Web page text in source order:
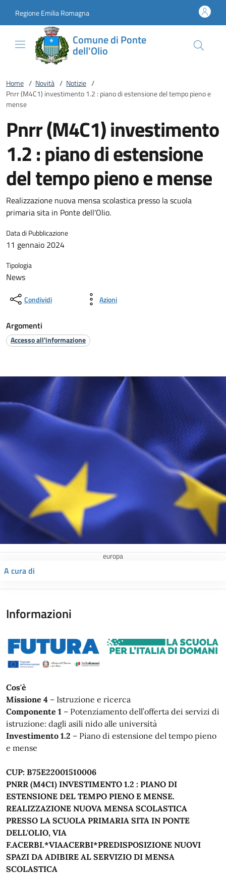
Regione Emilia Romagna
Comune di Ponte
dell'Olio
Home / Novità / Notizie /
Pnrr (M4C1) investimento 1.2 : piano di estensione del tempo pieno e
mense
Pnrr (M4C1) investimento
1.2 : piano di estensione
del tempo pieno e mense
Realizzazione nuova mensa scolastica presso la scuola
primaria sita in Ponte dell'Olio.
Data di Pubblicazione
11 gennaio 2024
Tipologia
News
Condividi Azioni
Argomenti
Accesso all'informazione
europa
A cura di
Informazioni
Cos'è
Missione 4 – Istruzione e ricerca
Componente 1 – Potenziamento dell’offerta dei servizi di
istruzione: dagli asili nido alle università
Investimento 1.2 – Piano di estensione del tempo pieno
e mense
CUP: B75E22001510006
PNRR (M4C1) INVESTIMENTO 1.2 : PIANO DI
ESTENSIONE DEL TEMPO PIENO E MENSE.
REALIZZAZIONE NUOVA MENSA SCOLASTICA
PRESSO LA SCUOLA PRIMARIA SITA IN PONTE
DELL'OLIO, VIA
F.ACERBI.*VIAACERBI*PREDISPOSIZIONE NUOVI
SPAZI DA ADIBIRE AL SERVIZIO DI MENSA
SCOLASTICA